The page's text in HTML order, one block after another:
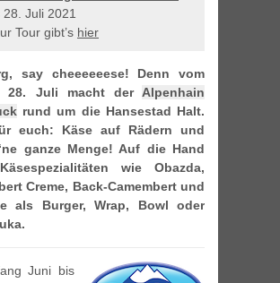
28. Juli 2021
Tour gibt’s hier
say cheeeeeese! Denn vom
28. Juli macht der Alpenhain
rund um die Hansestad Halt.
euch: Käse auf Rädern und
ganze Menge! Auf die Hand
wie Obazda,
Creme, Back-Camembert und
als Burger, Wrap, Bowl oder
Juni bis